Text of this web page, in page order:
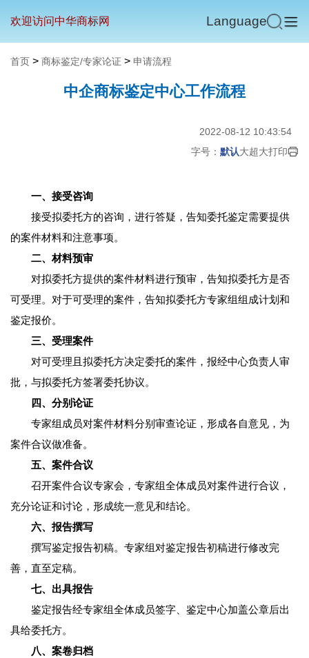
欢迎访问中华商标网 Language
首页 > 商标鉴定/专家论证 > 申请流程
中企商标鉴定中心工作流程
2022-08-12 10:43:54
字号： 默认大超大打印
一、接受咨询
接受拟委托方的咨询，进行答疑，告知委托鉴定需要提供
的案件材料和注意事项。
二、材料预审
对拟委托方提供的案件材料进行预审，告知拟委托方是否
可受理。对于可受理的案件，告知拟委托方专家组组成计划和
鉴定报价。
三、受理案件
对可受理且拟委托方决定委托的案件，报经中心负责人审
批，与拟委托方签署委托协议。
四、分别论证
专家组成员对案件材料分别审查论证，形成各自意见，为
案件合议做准备。
五、案件合议
召开案件合议专家会，专家组全体成员对案件进行合议，
充分论证和讨论，形成统一意见和结论。
六、报告撰写
撰写鉴定报告初稿。专家组对鉴定报告初稿进行修改完
善，直至定稿。
七、出具报告
鉴定报告经专家组全体成员签字、鉴定中心加盖公章后出
具给委托方。
八、案卷归档